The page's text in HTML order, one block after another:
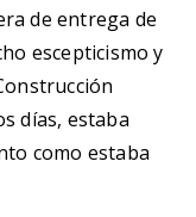
de entrega de
escepticismo y
días, estaba
como estaba